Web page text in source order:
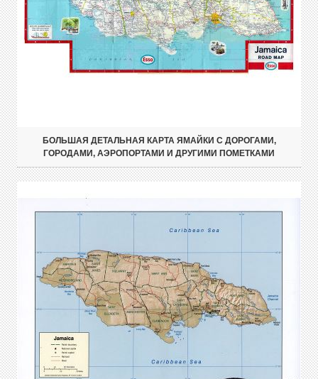
БОЛЬШАЯ ДЕТАЛЬНАЯ КАРТА ЯМАЙКИ С ДОРОГАМИ,
ГОРОДАМИ, АЭРОПОРТАМИ И ДРУГИМИ ПОМЕТКАМИ